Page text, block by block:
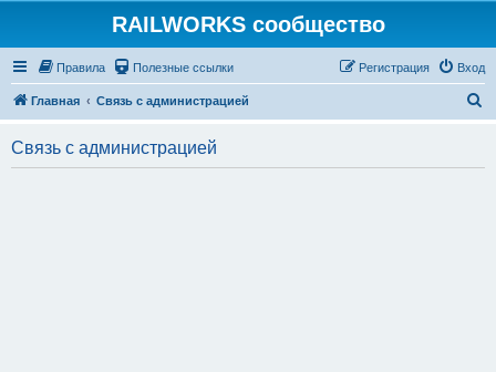
RAILWORKS сообщество
Правила Полезные ссылки Вход
Регистрация
Главная Связь с администрацией
Связь с администрацией